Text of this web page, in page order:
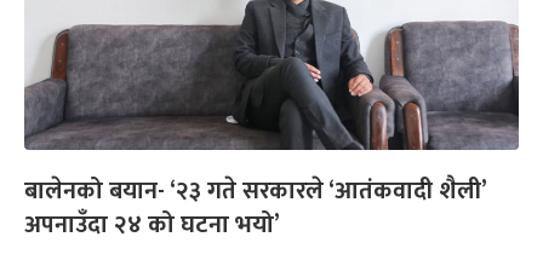
बालेनको बयान- ‘२३ गते सरकारले ‘आतंकवादी शैली’
अपनाउँदा २४ को घटना भयो’